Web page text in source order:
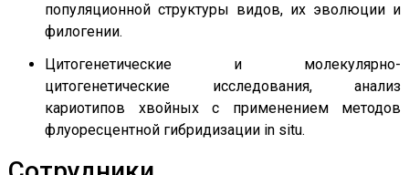
популяционной структуры видов, их эволюции и
филогении.
Цитогенетические и молекулярно-
цитогенетические исследования, анализ
кариотипов хвойных с применением методов
флуоресцентной гибридизации in situ.